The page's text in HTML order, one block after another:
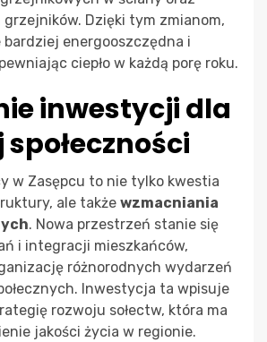
Dzięki tym zmianom,
energooszczędna i
ciepło w każdą porę roku.
inwestycji dla
w Zasępcu to nie tylko kwestia
ale także wzmacniania
. Nowa przestrzeń stanie się
i integracji mieszkańców,
różnorodnych wydarzeń
Inwestycja ta wpisuje
rozwoju sołectw, która ma
jakości życia w regionie.